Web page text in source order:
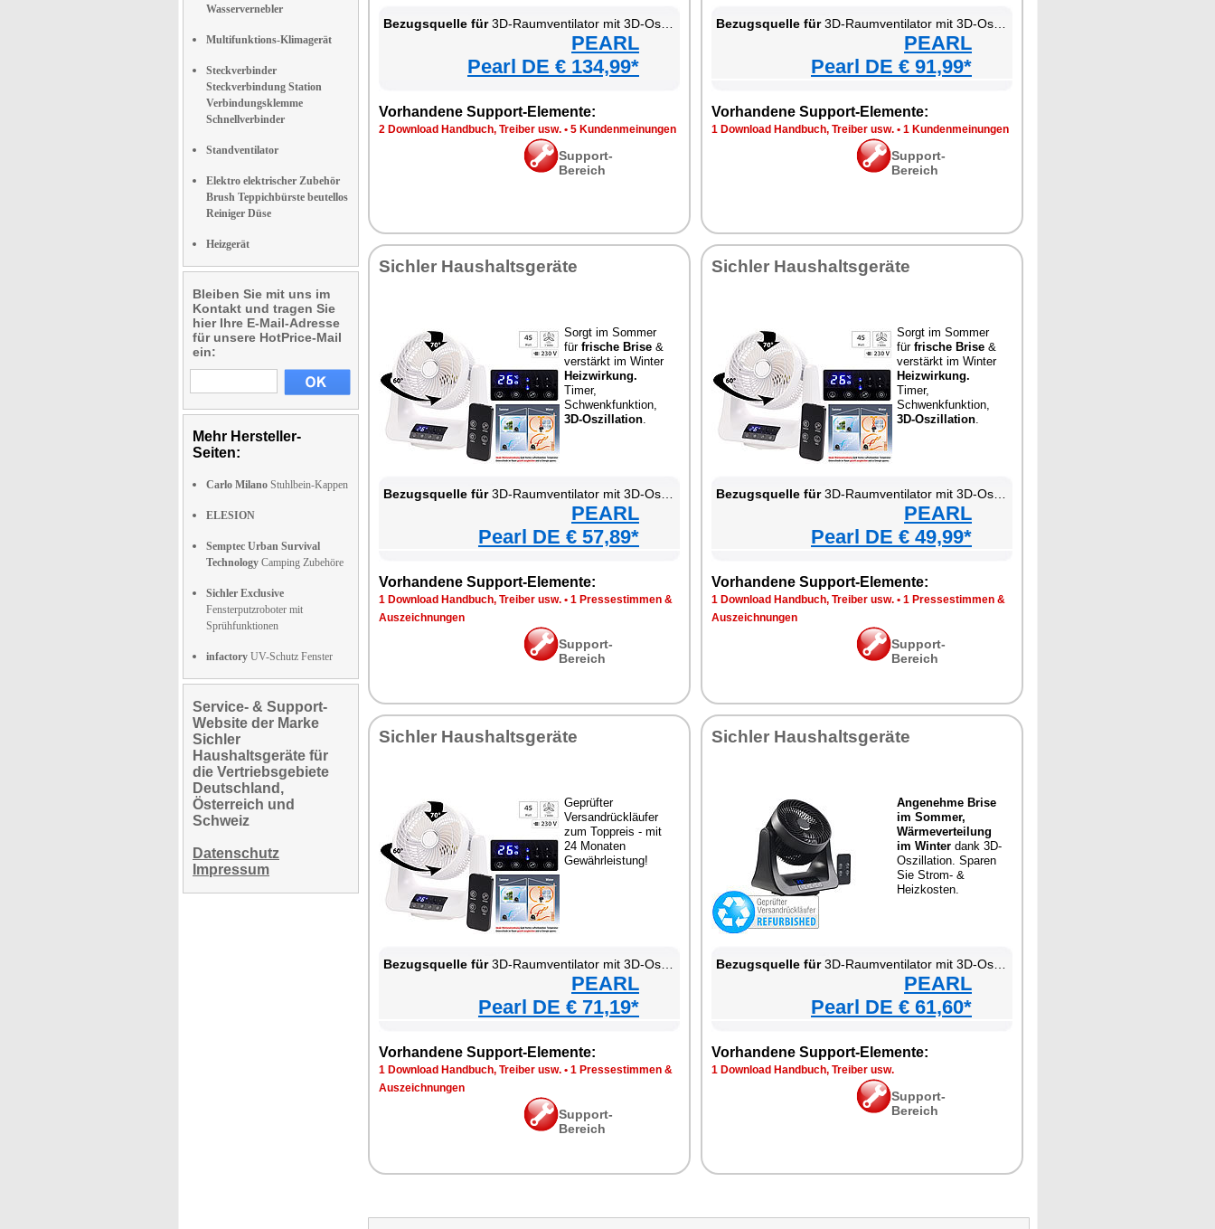
Wasservernebler
Multifunktions-Klimagerät
Steckverbinder
Steckverbindung Station
Verbindungsklemme
Schnellverbinder
Standventilator
Elektro elektrischer Zubehör
Brush Teppichbürste beutellos
Reiniger Düse
Heizgerät
Bleiben Sie mit uns im
Kontakt und tragen Sie
hier Ihre E-Mail-Adresse
für unsere HotPrice-Mail
ein:
Mehr Hersteller-
Seiten:
Carlo Milano Stuhlbein-Kappen
ELESION
Semptec Urban Survival
Technology Camping Zubehöre
Sichler Exclusive
Fensterputzroboter mit
Sprühfunktionen
infactory UV-Schutz Fenster
Service- & Support-
Website der Marke
Sichler
Haushaltsgeräte für
die Vertriebsgebiete
Deutschland,
Österreich und
Schweiz
Datenschutz
Impressum
Bezugsquelle für3D-Raumventilator mit 3D-Oszillation
PEARL
Pearl DE € 134,99*
Vorhandene Support-Elemente:
2 Download Handbuch, Treiber usw. • 5 Kundenmeinungen
Support-
Bereich
Bezugsquelle für3D-Raumventilator mit 3D-Oszillation
PEARL
Pearl DE € 91,99*
Vorhandene Support-Elemente:
1 Download Handbuch, Treiber usw. • 1 Kundenmeinungen
Support-
Bereich
Sichler Haushaltsgeräte
Sorgt im Sommer
für frische Brise &
verstärkt im Winter
Heizwirkung.
Timer,
Schwenkfunktion,
3D-Oszillation.
Bezugsquelle für3D-Raumventilator mit 3D-Oszillation
PEARL
Pearl DE € 57,89*
Vorhandene Support-Elemente:
1 Download Handbuch, Treiber usw. • 1 Pressestimmen &
Auszeichnungen
Support-
Bereich
Sichler Haushaltsgeräte
Sorgt im Sommer
für frische Brise &
verstärkt im Winter
Heizwirkung.
Timer,
Schwenkfunktion,
3D-Oszillation.
Bezugsquelle für3D-Raumventilator mit 3D-Oszillation
PEARL
Pearl DE € 49,99*
Vorhandene Support-Elemente:
1 Download Handbuch, Treiber usw. • 1 Pressestimmen &
Auszeichnungen
Support-
Bereich
Sichler Haushaltsgeräte
Geprüfter
Versandrückläufer
zum Toppreis - mit
24 Monaten
Gewährleistung!
Bezugsquelle für3D-Raumventilator mit 3D-Oszillation
PEARL
Pearl DE € 71,19*
Vorhandene Support-Elemente:
1 Download Handbuch, Treiber usw. • 1 Pressestimmen &
Auszeichnungen
Support-
Bereich
Sichler Haushaltsgeräte
Angenehme Brise
im Sommer,
Wärmeverteilung
im Winter dank 3D-
Oszillation. Sparen
Sie Strom- &
Heizkosten.
Bezugsquelle für3D-Raumventilator mit 3D-Oszillation
PEARL
Pearl DE € 61,60*
Vorhandene Support-Elemente:
1 Download Handbuch, Treiber usw.
Support-
Bereich